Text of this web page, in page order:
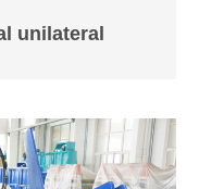
unilateral